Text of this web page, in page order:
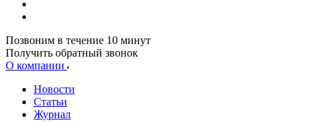
Позвоним в течение 10 минут
Получить обратный звонок
О компании
Новости
Статьи
Журнал